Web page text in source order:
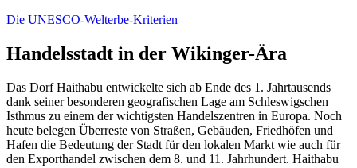
Die UNESCO-Welterbe-Kriterien
Handelsstadt in der Wikinger-Ära
Das Dorf Haithabu entwickelte sich ab Ende des 1. Jahrtausends
dank seiner besonderen geografischen Lage am Schleswigschen
Isthmus zu einem der wichtigsten Handelszentren in Europa. Noch
heute belegen Überreste von Straßen, Gebäuden, Friedhöfen und
Hafen die Bedeutung der Stadt für den lokalen Markt wie auch für
den Exporthandel zwischen dem 8. und 11. Jahrhundert. Haithabu